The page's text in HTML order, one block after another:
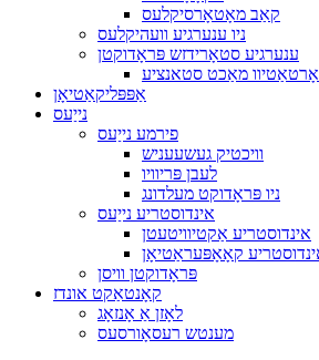
קאַב מאָטאָרסיקלעס
ניו ענערגיע וועהיקלעס
ענערגיע סטאָרידזש פּראָדוקטן
מאַכט סטאנציע
אַפּפּליקאַטיאָן
נייַעס
פירמע נייַעס
וויכטיק געשעעניש
לעבן פּריוויו
ניו פּראָדוקט מעלדונג
אינדוסטריע נייַעס
אינדוסטריע אַקטיוויטעטן
קאָאָפּעראַטיאָן
פּראָדוקטן וויסן
קאָנטאַקט אונדז
לאָזן אַ אָנזאָג
מענטש רעסאָורסעס